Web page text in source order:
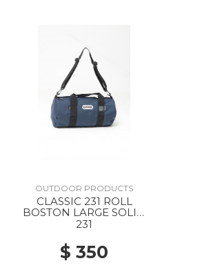
OUTDOOR PRODUCTS
CLASSIC 231 ROLL
BOSTON LARGE SOLID
NAVY
231
$ 350